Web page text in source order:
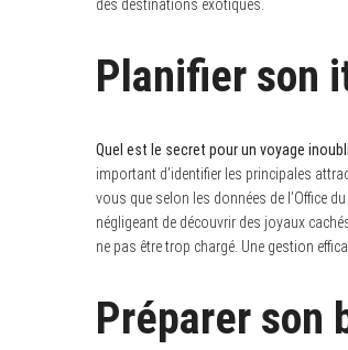
des destinations exotiques.
Planifier son
Quel est le secret pour un voyage
important d’identifier les principales
vous que selon les données de l’Office
négligeant de découvrir des joyaux
ne pas être trop chargé. Une gestion
Préparer son
a
r
f
r
: